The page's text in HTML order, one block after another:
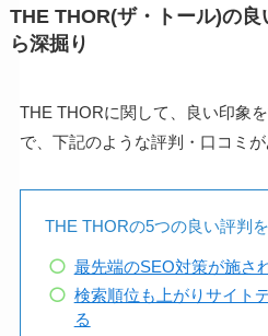
THE THOR(ザ・トール)の
ら深掘り
THE THORに関して、良い印象
で、下記のような評判・口コミが
THE THORの5つの良い評判
最先端のSEO対策が施さ
検索順位も上がりサイト
る